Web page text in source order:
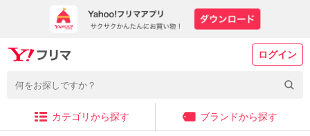
ログイン
カテゴリから探す ブランドから探す